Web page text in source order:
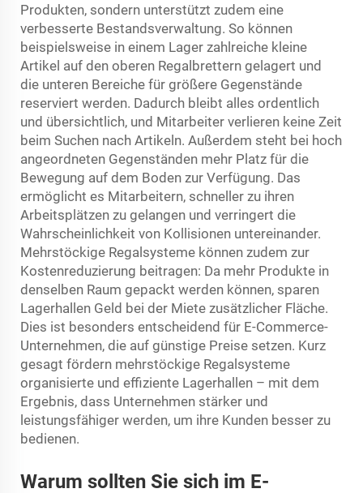
Produkten, sondern unterstützt zudem eine
verbesserte Bestandsverwaltung. So können
beispielsweise in einem Lager zahlreiche kleine
Artikel auf den oberen Regalbrettern gelagert und
die unteren Bereiche für größere Gegenstände
reserviert werden. Dadurch bleibt alles ordentlich
und übersichtlich, und Mitarbeiter verlieren keine Zeit
beim Suchen nach Artikeln. Außerdem steht bei hoch
angeordneten Gegenständen mehr Platz für die
Bewegung auf dem Boden zur Verfügung. Das
ermöglicht es Mitarbeitern, schneller zu ihren
Arbeitsplätzen zu gelangen und verringert die
Wahrscheinlichkeit von Kollisionen untereinander.
Mehrstöckige Regalsysteme können zudem zur
Kostenreduzierung beitragen: Da mehr Produkte in
denselben Raum gepackt werden können, sparen
Lagerhallen Geld bei der Miete zusätzlicher Fläche.
Dies ist besonders entscheidend für E-Commerce-
Unternehmen, die auf günstige Preise setzen. Kurz
gesagt fördern mehrstöckige Regalsysteme
organisierte und effiziente Lagerhallen – mit dem
Ergebnis, dass Unternehmen stärker und
leistungsfähiger werden, um ihre Kunden besser zu
bedienen.
Warum sollten Sie sich im E-